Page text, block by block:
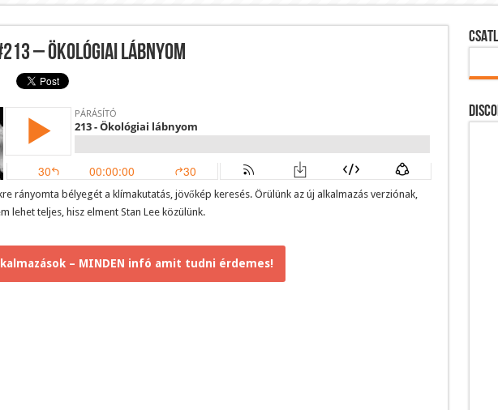
Podcast alkalmazás letöltése
– Ökológiai lábnyom
rányomta bélyegét a klímakutatás, jövőkép keresés. Örülünk az új alkalmazás verziónak,
lehet teljes, hisz elment Stan Lee közülünk.
– MINDEN infó amit tudni érdemes!